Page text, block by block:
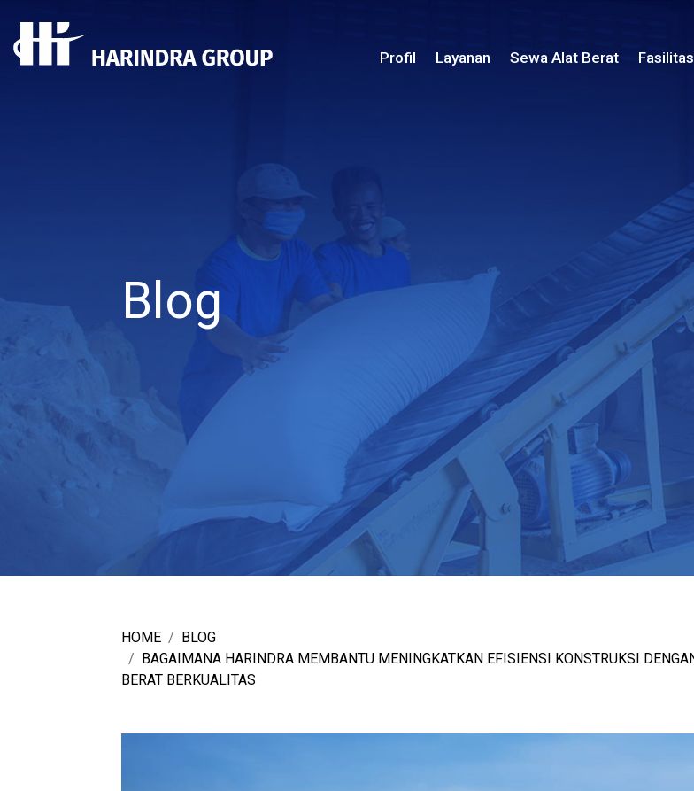
Profil Layanan Sewa Alat Berat Fasilitas
Blog
HOME
BLOG
BAGAIMANA HARINDRA MEMBANTU MENINGKATKAN EFISIENSI KONSTRUKSI
BERAT BERKUALITAS